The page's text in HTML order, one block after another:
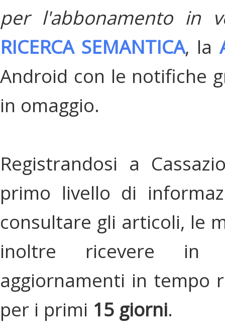
per l'abbonamento in
RICERCA SEMANTICA, la
Android con le notifiche
in omaggio.
Registrandosi a
primo livello di
consultare gli articoli, le
inoltre ricevere in
aggiornamenti in tempo
per i primi 15 giorni.